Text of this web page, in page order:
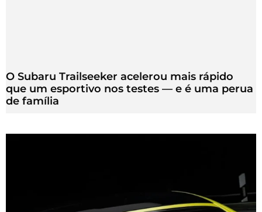
O Subaru Trailseeker acelerou mais rápido
que um esportivo nos testes — e é uma perua
de família